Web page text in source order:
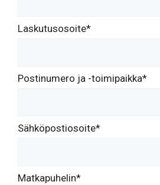
Laskutusosoite*
Postinumero ja -toimipaikka*
Sähköpostiosoite*
Matkapuhelin*